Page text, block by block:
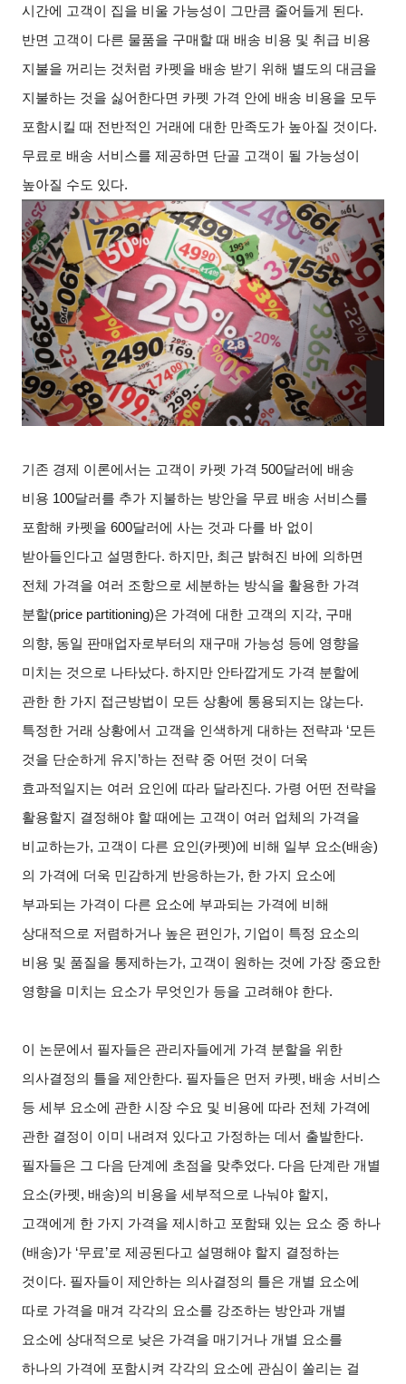
시간에 고객이 집을 비울 가능성이 그만큼 줄어들게 된다.
반면 고객이 다른 물품을 구매할 때 배송 비용 및 취급 비용
지불을 꺼리는 것처럼 카펫을 배송 받기 위해 별도의 대금을
지불하는 것을 싫어한다면 카펫 가격 안에 배송 비용을 모두
포함시킬 때 전반적인 거래에 대한 만족도가 높아질 것이다.
무료로 배송 서비스를 제공하면 단골 고객이 될 가능성이
높아질 수도 있다.
기존 경제 이론에서는 고객이 카펫 가격 500달러에 배송
비용 100달러를 추가 지불하는 방안을 무료 배송 서비스를
포함해 카펫을 600달러에 사는 것과 다를 바 없이
받아들인다고 설명한다.하지만, 최근 밝혀진 바에 의하면
전체 가격을 여러 조항으로 세분하는 방식을 활용한 가격
분할(price partitioning)은 가격에 대한 고객의 지각, 구매
의향, 동일 판매업자로부터의 재구매 가능성 등에 영향을
미치는 것으로 나타났다.하지만 안타깝게도 가격 분할에
관한 한 가지 접근방법이 모든 상황에 통용되지는 않는다.
특정한 거래 상황에서 고객을 인색하게 대하는 전략과 ‘모든
것을 단순하게 유지 ’하는 전략 중 어떤 것이 더욱
효과적일지는 여러 요인에 따라 달라진다. 가령 어떤 전략을
활용할지 결정해야 할 때에는 고객이 여러 업체의 가격을
비교하는가, 고객이 다른 요인 (카펫)에 비해 일부 요소(배송)
의 가격에 더욱 민감하게 반응하는가, 한 가지 요소에
부과되는 가격이 다른 요소에 부과되는 가격에 비해
상대적으로 저렴하거나 높은 편인가, 기업이 특정 요소의
비용 및 품질을 통제하는가, 고객이 원하는 것에 가장 중요한
영향을 미치는 요소가 무엇인가 등을 고려해야 한다.
이 논문에서 필자들은 관리자들에게 가격 분할을 위한
의사결정의 틀을 제안한다. 필자들은 먼저 카펫,배송 서비스
등 세부 요소에 관한 시장 수요 및 비용에 따라 전체 가격에
관한 결정이 이미 내려져 있다고 가정하는 데서 출발한다.
필자들은 그 다음 단계에 초점을 맞추었다. 다음 단계란 개별
요소(카펫,배송)의 비용을 세부적으로 나눠야 할지 ,
고객에게 한 가지 가격을 제시하고 포함돼 있는 요소 중 하나
(배송)가 ‘무료’로 제공된다고 설명해야 할지 결정하는
것이다. 필자들이 제안하는 의사결정의 틀은 개별 요소에
따로 가격을 매겨 각각의 요소를 강조하는 방안과 개별
요소에 상대적으로 낮은 가격을 매기거나 개별 요소를
하나의 가격에 포함시켜 각각의 요소에 관심이 쏠리는 걸